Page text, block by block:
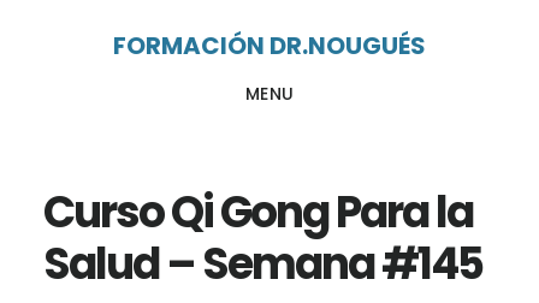
FORMACIÓN DR.NOUGUÉS
MENU
Curso Qi Gong Para la
Salud – Semana #145